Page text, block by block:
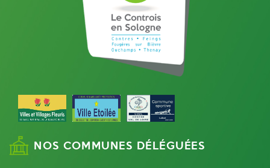
NOS COMMUNES DÉLÉGUÉES